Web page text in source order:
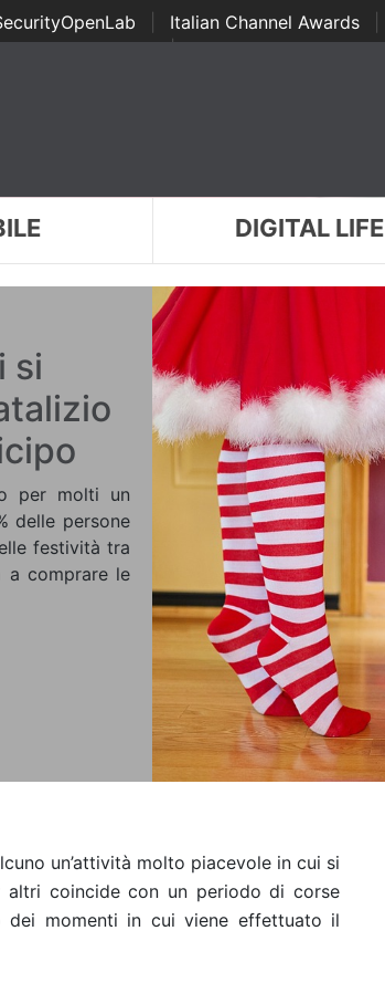
Italian Channel Awards
Awards | ...
DIGITAL LIFE
si
per molti un
delle persone
festività tra
a comprare le
un’attività molto piacevole in cui si
coincide con un periodo di corse
dei momenti in cui viene effettuato il